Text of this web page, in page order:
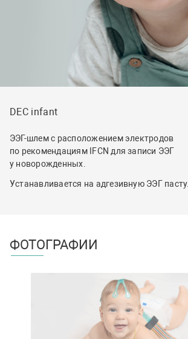
DEC infant
ЭЭГ-шлем с расположением электродов
по рекомендациям IFCN для записи ЭЭГ
у новорожденных.
Устанавливается на адгезивную ЭЭГ пасту.
ФОТОГРАФИИ